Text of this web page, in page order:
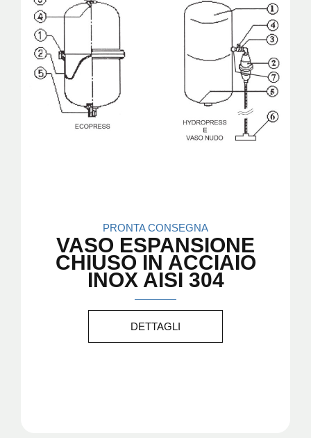
PRONTA CONSEGNA
VASO ESPANSIONE
CHIUSO IN ACCIAIO
INOX AISI 304
DETTAGLI